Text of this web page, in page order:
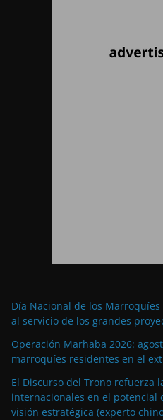
Día Nacional de los
al servicio de los grandes
Operación Marhaba 2026:
marroquíes residentes en el
El Discurso del Trono refuerza
internacionales en el potencial
visión estratégica (experto